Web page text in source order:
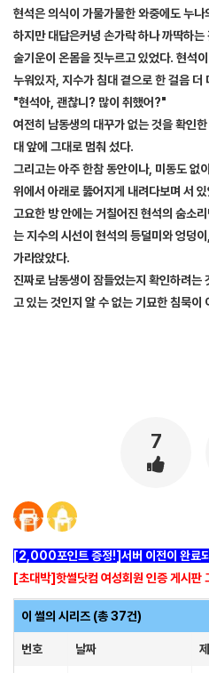
현석은 의식이 가물가물한 와중에도 누
하지만 대답은커녕 손가락 하나 까딱하
술기운이 온몸을 짓누르고 있었다. 현석
누워있자, 지수가 침대 곁으로 한 걸음 더
"현석아, 괜찮니? 많이 취했어?"
여전히 남동생의 대꾸가 없는 것을 확인
대 앞에 그대로 멈춰 섰다.
그리고는 아주 한참 동안이나, 미동도 없
위에서 아래로 뚫어지게 내려다보며 서
고요한 방 안에는 거칠어진 현석의 숨소
는 지수의 시선이 현석의 등덜미와 엉덩
가라앉았다.
진짜로 남동생이 잠들었는지 확인하려는
고 있는 것인지 알 수 없는 기묘한 침묵이
7
[2,000포인트 증정!]서버 이전이 완료
[초대박]핫썰닷컴 여성회원 인증 게시판
이 썰의 시리즈 (총 37건)
번호 날짜